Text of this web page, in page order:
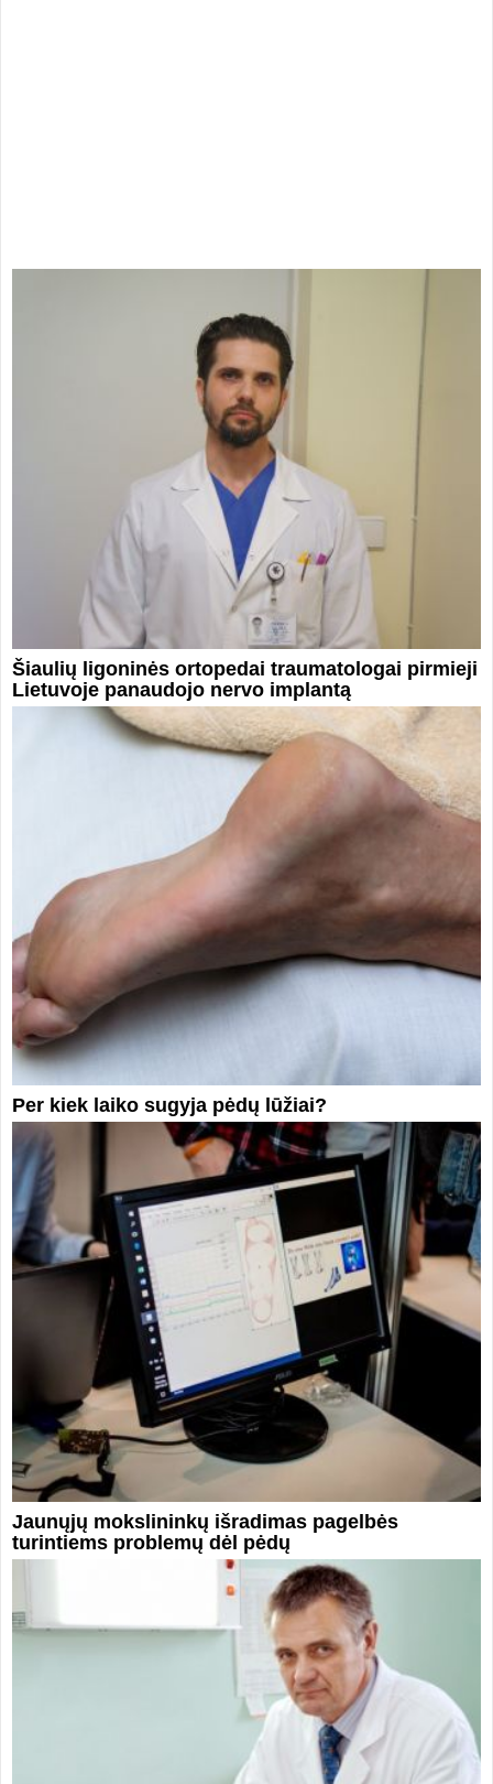
Šiaulių ligoninės ortopedai traumatologai pirmieji
Lietuvoje panaudojo nervo implantą
Per kiek laiko sugyja pėdų lūžiai?
Jaunųjų mokslininkų išradimas pagelbės
turintiems problemų dėl pėdų